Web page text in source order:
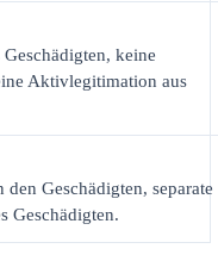
keine
Aktivlegitimation aus
den Geschädigten, separate
Geschädigten.